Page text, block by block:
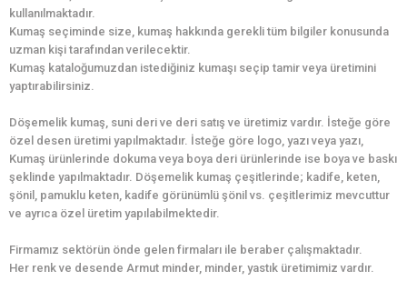
kullanılmaktadır.
Kumaş seçiminde size, kumaş hakkında gerekli tüm bilgiler konusunda
uzman kişi tarafından verilecektir.
Kumaş kataloğumuzdan istediğiniz kumaşı seçip tamir veya üretimini
yaptırabilirsiniz.
Döşemelik kumaş, suni deri ve deri satış ve üretimiz vardır. İsteğe göre
özel desen üretimi yapılmaktadır. İsteğe göre logo, yazı veya yazı,
Kumaş ürünlerinde dokuma veya boya deri ürünlerinde ise boya ve baskı
şeklinde yapılmaktadır. Döşemelik kumaş çeşitlerinde; kadife, keten,
şönil, pamuklu keten, kadife görünümlü şönil vs. çeşitlerimiz mevcuttur
ve ayrıca özel üretim yapılabilmektedir.
Firmamız sektörün önde gelen firmaları ile beraber çalışmaktadır.
Her renk ve desende Armut minder, minder, yastık üretimimiz vardır.